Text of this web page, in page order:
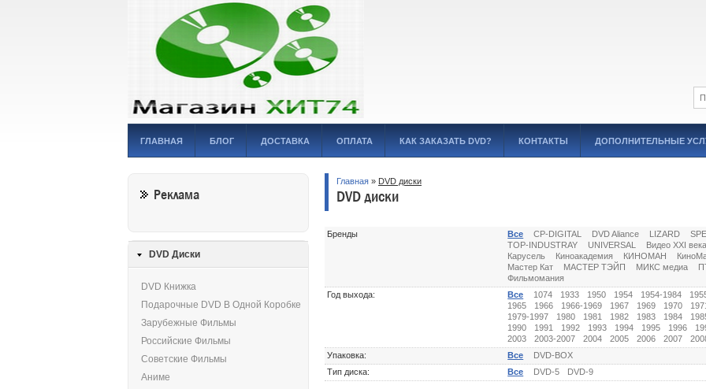
ГЛАВНАЯ БЛОГ ДОСТАВКА ОПЛАТА КАК ЗАКАЗАТЬ DVD? КОНТАКТЫ ДОПОЛНИТЕЛЬНЫЕ
Главная » DVD диски
DVD диски
Бренды Все CP-DIGITAL DVD Aliance LIZARD
TOP-INDUSTRAY
UNIVERSAL Видео XXI века
Карусель
Киноакадемия КИНОМАН
Мастер Кат
МАСТЕР ТЭЙП МИКС медиа
Фильмомания
Год выхода:
Все 1074 1933 1950 1954 1954-1984
1965
1966 1966-1969 1967 1969 1970
1979-1997
1980 1981 1982 1983 1984
1990
1991 1992 1993 1994 1995 1996
2003
2003-2007 2004 2005 2006 2007
Упаковка:
Все
DVD-BOX
Тип диска:
Все DVD-5 DVD-9
Реклама
DVD Диски
DVD Книжка
Подарочные DVD В Одной Коробке
Зарубежные Фильмы
Российские Фильмы
Советские Фильмы
Аниме